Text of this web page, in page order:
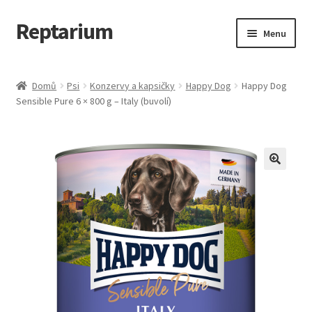
Přeskočit
na
Přejít
k
webu
Reptarium Menu
Košík
Malá zvířata — Klece, krmivo, vybavení
Pokladna
Domů Psi Konzervy a kapsičky Happy Dog
Happy Dog
Sensible Pure 6 × 800 g – Italy (buvolí)